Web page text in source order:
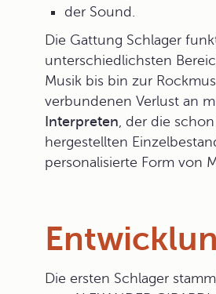
der Sound.
Die Gattung Schlager
unterschiedlichsten
Musik bis bin zur
verbundenen Verlust an
Interpreten, der die
hergestellten
personalisierte Form von
Die ersten Schlager